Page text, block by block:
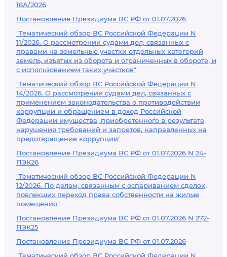
18А/2026
Постановление Президиума ВС РФ от 01.07.2026
"Тематический обзор ВС Российской Федерации N
11/2026. О рассмотрении судами дел, связанных с
правами на земельные участки отдельных категорий
земель, изъятых из оборота и ограниченных в обороте, и
с использованием таких участков"
"Тематический обзор ВС Российской Федерации N
14/2026. О рассмотрении судами дел, связанных с
применением законодательства о противодействии
коррупции и обращением в доход Российской
Федерации имущества, приобретенного в результате
нарушения требований и запретов, направленных на
предотвращение коррупции"
Постановление Президиума ВС РФ от 01.07.2026 N 24-
ПЭК26
"Тематический обзор ВС Российской Федерации N
12/2026. По делам, связанным с оспариванием сделок,
повлекших переход права собственности на жилые
помещения"
Постановление Президиума ВС РФ от 01.07.2026 N 272-
ПЭК25
Постановление Президиума ВС РФ от 01.07.2026